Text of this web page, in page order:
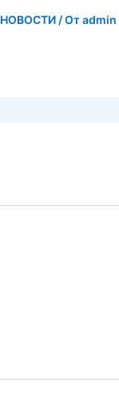
НОВОСТИ/ Отadmin